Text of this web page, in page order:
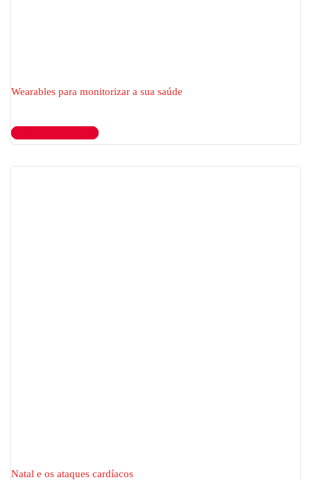
Wearables para monitorizar a sua saúde
Ler artigo completo
Natal e os ataques cardíacos